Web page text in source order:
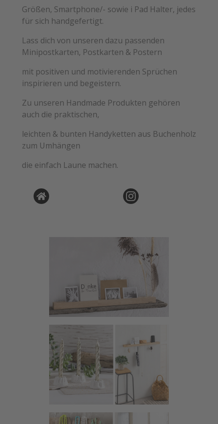
Größen, Smartphone/- sowie i Pad Halter, jedes
für sich handgefertigt.
Lass dich von unseren dazu passenden
Minipostkarten, Postkarten & Postern
mit positiven und motivierenden Sprüchen
inspirieren und begeistern.
Zu unseren Handmade Produkten gehören
auch die praktischen,
leichten & bunten Handyketten aus Buchenholz
zum Umhängen
die einfach Laune machen.